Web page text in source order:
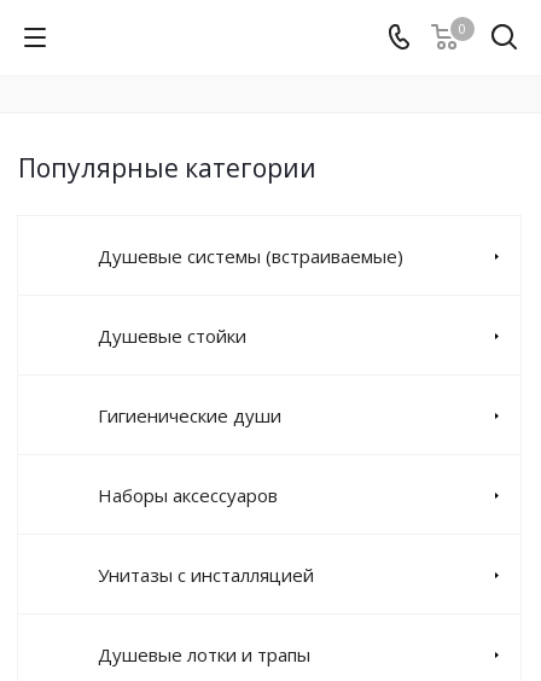
0
Популярные категории
Душевые системы (встраиваемые)
Душевые стойки
Гигиенические души
Наборы аксессуаров
Унитазы с инсталляцией
Душевые лотки и трапы